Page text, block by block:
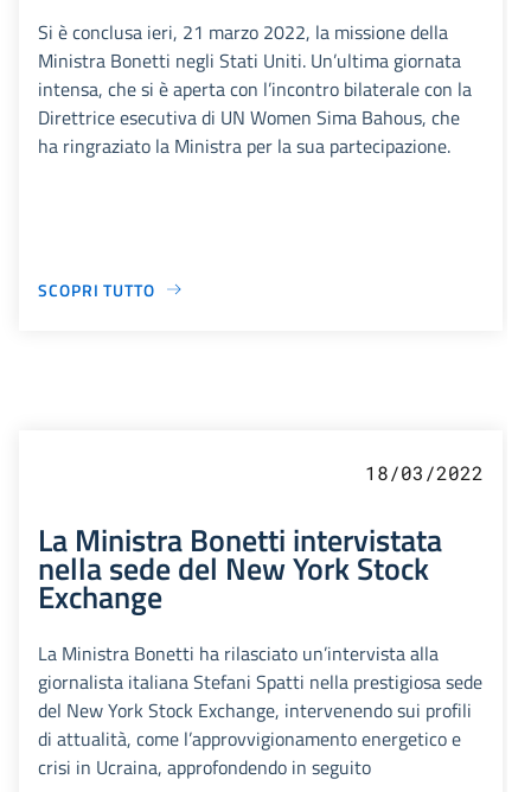
Si è conclusa ieri, 21 marzo 2022, la missione della
Ministra Bonetti negli Stati Uniti. Un’ultima giornata
intensa, che si è aperta con l’incontro bilaterale con la
Direttrice esecutiva di UN Women Sima Bahous, che
ha ringraziato la Ministra per la sua partecipazione.
SCOPRI TUTTO
18/03/2022
La Ministra Bonetti intervistata
nella sede del New York Stock
Exchange
La Ministra Bonetti ha rilasciato un’intervista alla
giornalista italiana Stefani Spatti nella prestigiosa sede
del New York Stock Exchange, intervenendo sui profili
di attualità, come l’approvvigionamento energetico e
crisi in Ucraina, approfondendo in seguito